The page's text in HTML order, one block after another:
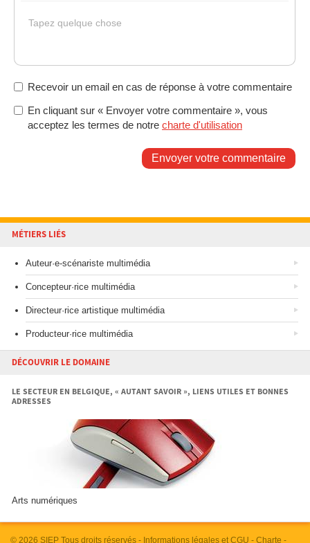
Tapez quelque chose
Recevoir un email en cas de réponse à votre commentaire
En cliquant sur « Envoyer votre commentaire », vous
acceptez les termes de notre charte d'utilisation
Envoyer votre commentaire
MÉTIERS LIÉS
Auteur·e-scénariste multimédia
Concepteur·rice multimédia
Directeur·rice artistique multimédia
Producteur·rice multimédia
DÉCOUVRIR LE DOMAINE
LE SECTEUR EN BELGIQUE, « AUTANT SAVOIR », LIENS UTILES ET BONNES
ADRESSES
Arts numériques
© 2026 SIEP Tous droits réservés - Informations légales et CGU - Charte -